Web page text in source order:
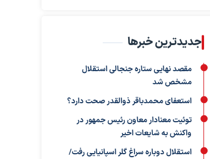
جدیدترین خبرها
مقصد نهایی ستاره جنجالی استقلال
مشخص شد
استعفای محمدباقر ذوالقدر صحت دارد؟
توئیت معنادار معاون رئیس جمهور در
واکنش به شایعات اخیر
استقلال دوباره سراغ گلر اسپانیایی رفت/